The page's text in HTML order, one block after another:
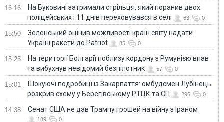
16:16
На Буковині затримали стрільця, який поранив двох
поліцейських і 11 днів переховувався в селі
63 0
15:50
Зеленський оцінив можливості країн світу надати
Україні ракети до Patriot
85 0
15:25
На території Болгарії поблизу кордону з Румунією впав
та вибухнув невідомий безпілотник
57 0
15:01
Шокуючі подробиці із Закарпаття: омбудсмен Лубінець
розкрив схему у Берегівському РТЦК та СП
296 0
14:38 Сенат США не дав Трампу грошей на війну з Іраном
189 0